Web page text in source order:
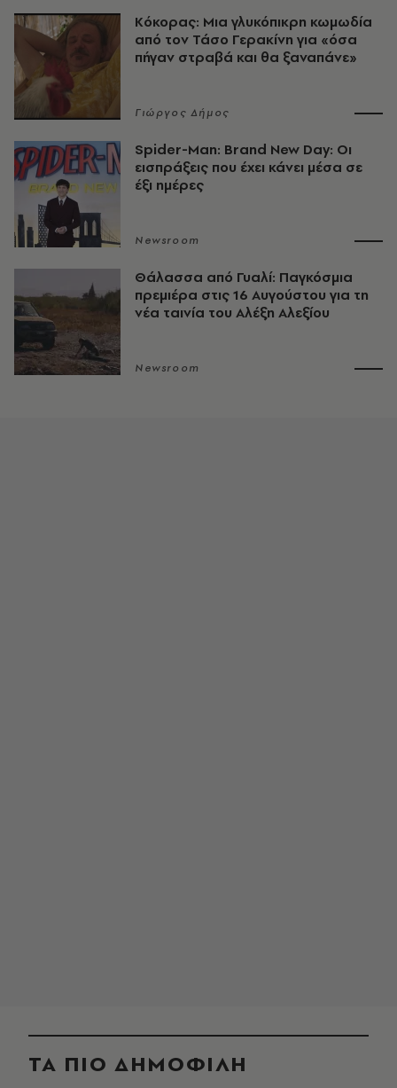
Κόκορας: Μια γλυκόπικρη κωμωδία
από τον Τάσο Γερακίνη για «όσα
πήγαν στραβά και θα ξαναπάνε»
Γιώργος Δήμος
Spider-Man: Brand New Day: Οι
εισπράξεις που έχει κάνει μέσα σε
έξι ημέρες
Newsroom
Θάλασσα από Γυαλί: Παγκόσμια
πρεμιέρα στις 16 Αυγούστου για τη
νέα ταινία του Αλέξη Αλεξίου
Newsroom
ΤΑ ΠΙΟ ΔΗΜΟΦΙΛΗ